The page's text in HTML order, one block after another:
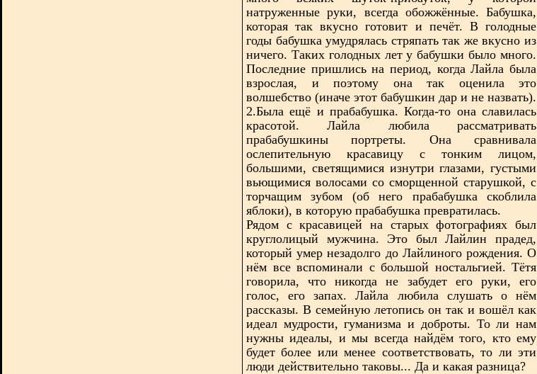
натруженные руки, всегда обожжённые. Бабушка,
которая так вкусно готовит и печёт. В голодные
годы бабушка умудрялась стряпать так же вкусно из
ничего. Таких голодных лет у бабушки было много.
Последние пришлись на период, когда Лайла была
взрослая, и поэтому она так оценила это
волшебство (иначе этот бабушкин дар и не назвать).
2.Была ещё и прабабушка. Когда-то она славилась
красотой. Лайла любила рассматривать
прабабушкины портреты. Она сравнивала
ослепительную красавицу с тонким лицом,
большими, светящимися изнутри глазами, густыми
вьющимися волосами со сморщенной старушкой, с
торчащим зубом (об него прабабушка скоблила
яблоки), в которую прабабушка превратилась.
Рядом с красавицей на старых фотографиях был
круглолицый мужчина. Это был Лайлин прадед,
который умер незадолго до Лайлиного рождения. О
нём все вспоминали с большой ностальгией. Тётя
говорила, что никогда не забудет его руки, его
голос, его запах. Лайла любила слушать о нём
рассказы. В семейную летопись он так и вошёл как
идеал мудрости, гуманизма и доброты. То ли нам
нужны идеалы, и мы всегда найдём того, кто ему
будет более или менее соответствовать, то ли эти
люди действительно таковы... Да и какая разница?